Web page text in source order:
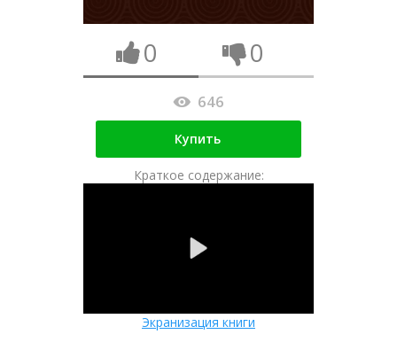
0 0
646
Купить
Краткое содержание:
Экранизация книги